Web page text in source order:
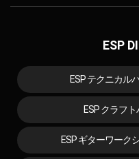
ESP
ESP テクニカル
ESP クラフ
ESP ギターワーク